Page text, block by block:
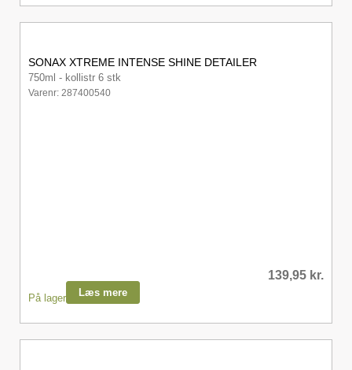
SONAX XTREME INTENSE SHINE DETAILER
750ml - kollistr 6 stk
Varenr: 287400540
139,95 kr.
På lager Læs mere